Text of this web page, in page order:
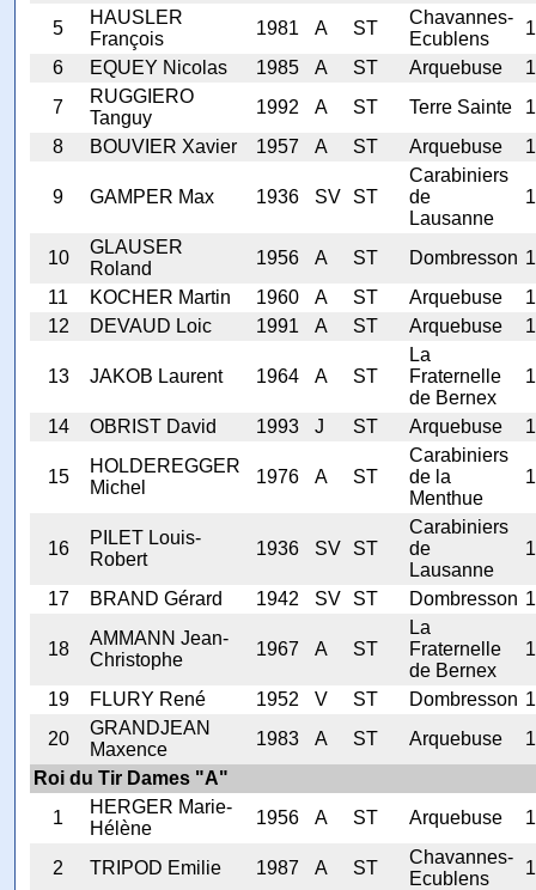
5
HAUSLER
François
1981 A ST
Chavannes-
Ecublens
6
EQUEY Nicolas 1985 A ST Arquebuse
7
RUGGIERO
Tanguy
1992 A ST Terre Sainte
8
BOUVIER Xavier 1957 A ST Arquebuse
9 GAMPER Max 1936 SV ST
Carabiniers
de
Lausanne
10
GLAUSER
Roland
1956 A ST Dombresson
11
KOCHER Martin 1960 A ST Arquebuse
12
DEVAUD Loic 1991 A ST Arquebuse
13 JAKOB Laurent 1964 A ST
La
Fraternelle
de Bernex
14 OBRIST David 1993 J ST Arquebuse
15
HOLDEREGGER
Michel
1976 A ST
Carabiniers
de la
Menthue
16
PILET Louis-
Robert
1936 SV ST
Carabiniers
de
Lausanne
17 BRAND Gérard 1942 SV ST Dombresson
18
AMMANN Jean-
Christophe
1967 A ST
La
Fraternelle
de Bernex
19 FLURY René 1952 V ST Dombresson
20
GRANDJEAN
Maxence
1983 A ST Arquebuse
Roi du Tir Dames "A"
1
HERGER Marie-
Hélène
1956 A ST Arquebuse
2 TRIPOD Emilie 1987 A ST
Chavannes-
Ecublens